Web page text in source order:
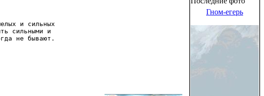
и сильных
сильными и
не бывают.
Гном-егерь